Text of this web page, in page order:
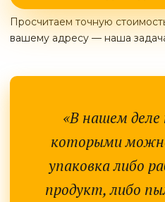
Просчитаем точную
вашему адресу — наша
«В нашем
которыми
упаковка либо
продукт, либо